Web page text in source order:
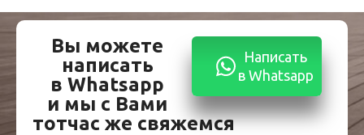
Вы можете
написать
в Whatsapp
и мы с Вами
тотчас же свяжемся
Написать
в Whatsapp